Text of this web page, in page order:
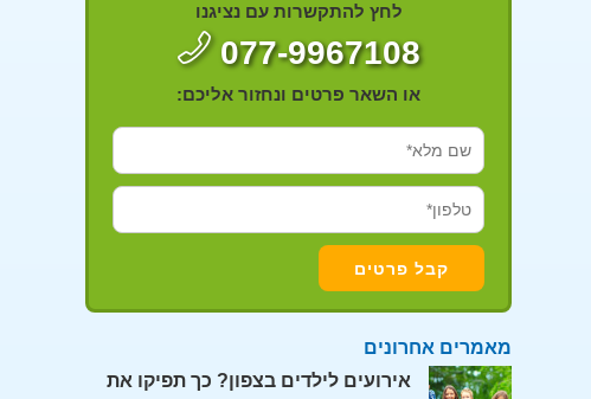
לחץ להתקשרות עם נציגנו
077-9967108
או השאר פרטים ונחזור אליכם:
מאמרים אחרונים
אירועים לילדים בצפון? כך תפיקו את